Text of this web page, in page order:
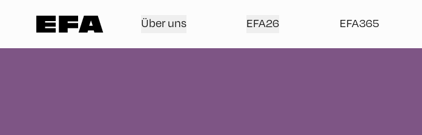
Über uns EFA26 EFA365